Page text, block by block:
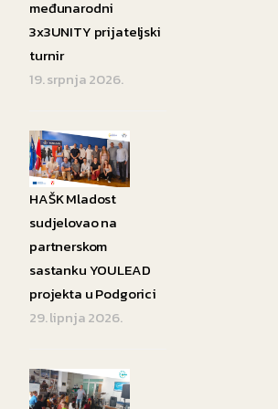
međunarodni
3x3UNITY prijateljski
turnir
19. srpnja 2026.
HAŠK Mladost
sudjelovao na
partnerskom
sastanku YOULEAD
projekta u Podgorici
29. lipnja 2026.